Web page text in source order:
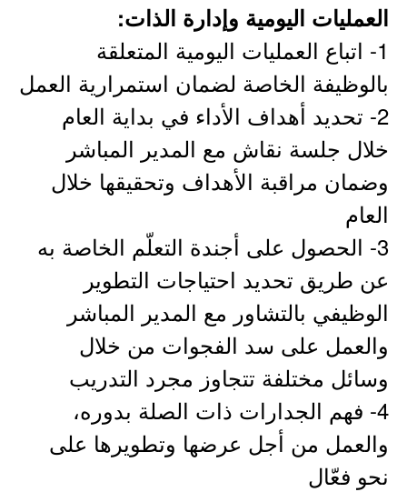
العمليات اليومية وإدارة الذات:
1- اتباع العمليات اليومية المتعلقة
بالوظيفة الخاصة لضمان استمرارية العمل
2- تحديد أهداف الأداء في بداية العام
خلال جلسة نقاش مع المدير المباشر
وضمان مراقبة الأهداف وتحقيقها خلال
العام
3- الحصول على أجندة التعلّم الخاصة به
عن طريق تحديد احتياجات التطوير
الوظيفي بالتشاور مع المدير المباشر
والعمل على سد الفجوات من خلال
وسائل مختلفة تتجاوز مجرد التدريب
4- فهم الجدارات ذات الصلة بدوره،
والعمل من أجل عرضها وتطويرها على
نحو فعّال